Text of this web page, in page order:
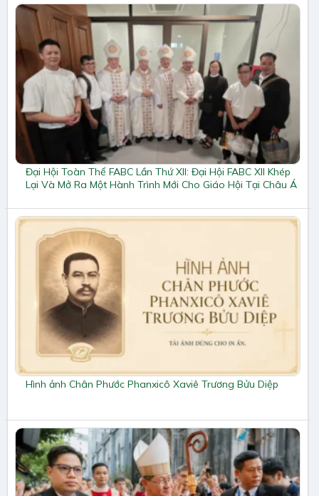
Đại Hội Toàn Thể FABC Lần Thứ XII: Đại Hội FABC XII Khép
Lại Và Mở Ra Một Hành Trình Mới Cho Giáo Hội Tại Châu Á
Hình ảnh Chân Phước Phanxicô Xaviê Trương Bửu Diệp